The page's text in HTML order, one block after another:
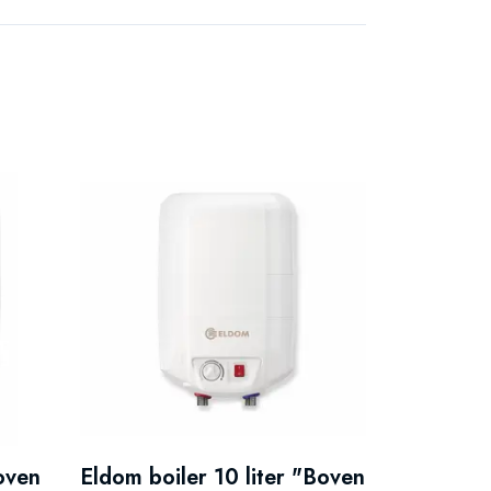
Eldom boiler 10 liter "Boven